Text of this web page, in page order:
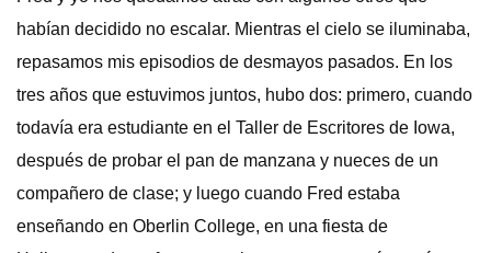
habían decidido no escalar. Mientras el cielo se iluminaba,
repasamos mis episodios de desmayos pasados. En los
tres años que estuvimos juntos, hubo dos: primero, cuando
todavía era estudiante en el Taller de Escritores de Iowa,
después de probar el pan de manzana y nueces de un
compañero de clase; y luego cuando Fred estaba
enseñando en Oberlin College, en una fiesta de